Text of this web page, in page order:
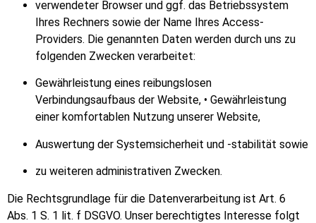
verwendeter Browser und ggf. das Betriebssystem
Ihres Rechners sowie der Name Ihres Access-
Providers. Die genannten Daten werden durch uns zu
folgenden Zwecken verarbeitet:
Gewährleistung eines reibungslosen
Verbindungsaufbaus der Website, • Gewährleistung
einer komfortablen Nutzung unserer Website,
Auswertung der Systemsicherheit und -stabilität sowie
zu weiteren administrativen Zwecken.
Die Rechtsgrundlage für die Datenverarbeitung ist Art. 6
Abs. 1 S. 1 lit. f DSGVO. Unser berechtigtes Interesse folgt